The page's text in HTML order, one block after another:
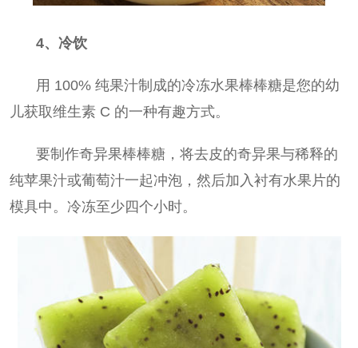
4、冷饮
用 100% 纯果汁制成的冷冻水果棒棒糖是您的幼
儿获取维生素 C 的一种有趣方式。
要制作奇异果棒棒糖，将去皮的奇异果与稀释的
纯苹果汁或葡萄汁一起冲泡，然后加入衬有水果片的
模具中。冷冻至少四个小时。